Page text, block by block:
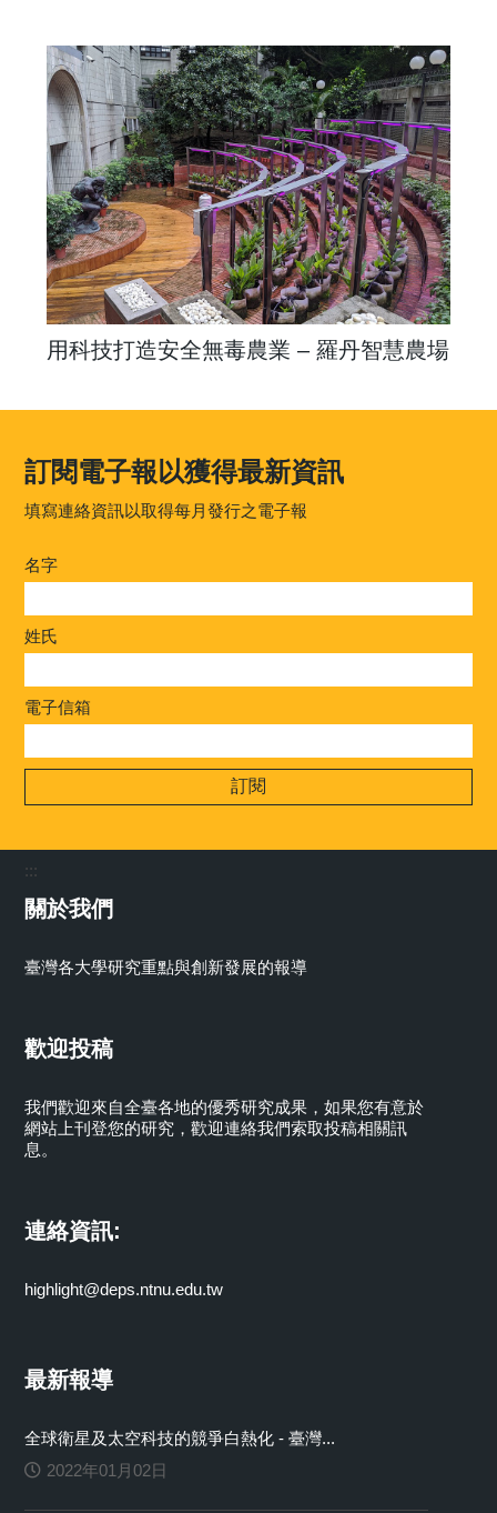
用科技打造安全無毒農業 – 羅丹智慧農場
訂閱電子報以獲得最新資訊
填寫連絡資訊以取得每月發行之電子報
名字
姓氏
電子信箱
:::
關於我們
臺灣各大學研究重點與創新發展的報導
歡迎投稿
我們歡迎來自全臺各地的優秀研究成果，如果您有意於
網站上刊登您的研究，歡迎連絡我們索取投稿相關訊
息。
連絡資訊:
highlight@deps.ntnu.edu.tw
最新報導
全球衛星及太空科技的競爭白熱化 - 臺灣...
2022年01月02日